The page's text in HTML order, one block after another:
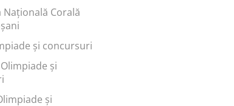
Națională Corală
și concursuri
și
și